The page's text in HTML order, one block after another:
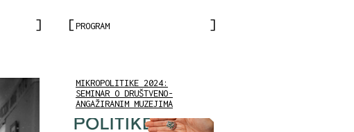
PROGRAM
MIKROPOLITIKE 2024:
SEMINAR O DRUŠTVENO-
ANGAŽIRANIM MUZEJIMA